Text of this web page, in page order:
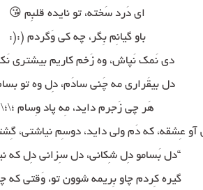
ای دَرد سَخته، تو نایده قلبِم 😘
باو گیانِم بِگر، چه کی وَگردم (:(:
دی نَمک نَپاش، وه زَخم کاریم بیشتری
دل بیقَراری مه چَنی سادَم، دِل وه تو
هَر چی زَجرم داید، مِه پاد وِسام ؛\؛\
آو عِشقه، که دَم ولی داید، دوسِم نیاشتی،
“دل بَسامو دِل شِکانی، دل سِزانی دِل که
گیره کِردم چاو بِریمه شوون تو، وَقتی که